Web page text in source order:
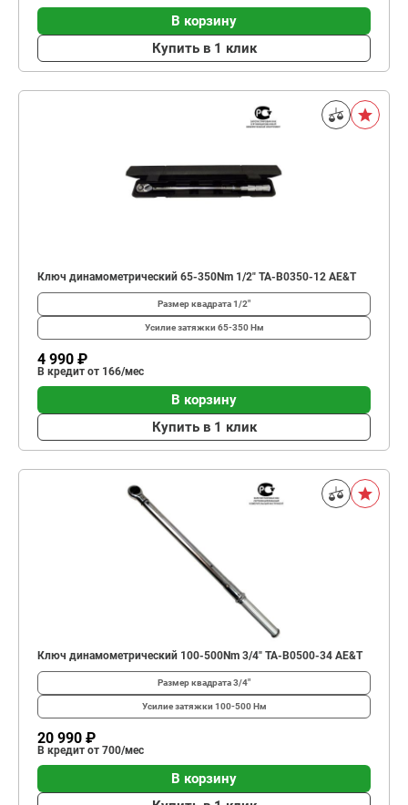
В корзину
Купить в 1 клик
Ключ динамометрический 65-350Nm 1/2" TA-B0350-12 AE&T
Размер квадрата1/2"
Усилие затяжки 65-350 Нм
4 990 ₽
В кредит от 166/мес
В корзину
Купить в 1 клик
Ключ динамометрический 100-500Nm 3/4" TA-B0500-34 AE&T
Размер квадрата3/4"
Усилие затяжки 100-500 Нм
20 990 ₽
В кредит от 700/мес
В корзину